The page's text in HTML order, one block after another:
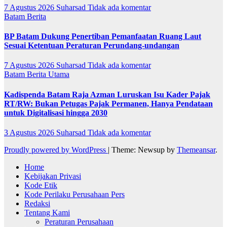
7 Agustus 2026 Suharsad Tidak ada komentar
Batam Berita
BP Batam Dukung Penertiban Pemanfaatan Ruang Laut
Sesuai Ketentuan Peraturan Perundang-undangan
7 Agustus 2026 Suharsad Tidak ada komentar
Batam Berita Utama
Kadispenda Batam Raja Azman Luruskan Isu Kader Pajak
RT/RW: Bukan Petugas Pajak Permanen, Hanya Pendataan
untuk Digitalisasi hingga 2030
3 Agustus 2026 Suharsad Tidak ada komentar
Proudly powered by WordPress | Theme: Newsup by Themeansar.
Home
Kebijakan Privasi
Kode Etik
Kode Perilaku Perusahaan Pers
Redaksi
Tentang Kami
Peraturan Perusahaan